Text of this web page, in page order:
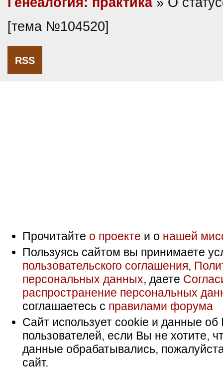
[тема №104520]
RSS
Прочитайте о проекте и о нашей
Пользуясь сайтом вы принимаете
пользовательского соглашения,
персональных данных, даете
распространение персональных
соглашаетесь с правилами форума
Сайт использует cookie и данные об
пользователей, если Вы не хотите,
данные обрабатывались,
сайт.